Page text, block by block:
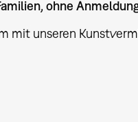
ohne
mit unseren